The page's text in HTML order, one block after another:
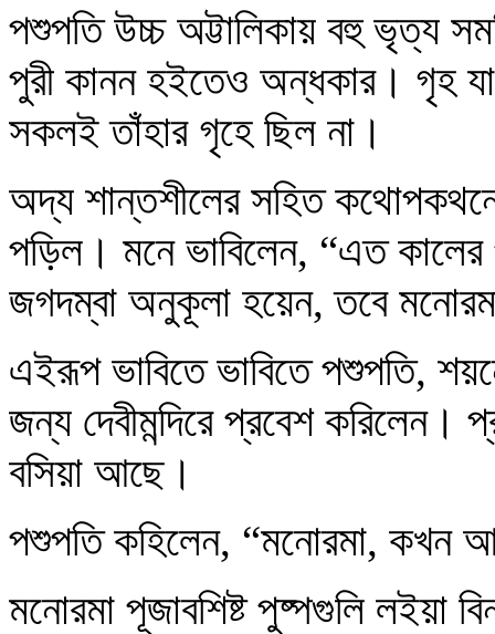
পশুপতি উচ্চ অট্টালিকায় বহু ভৃত্য
পুরী কানন হইতেও অন্ধকার। গৃহ
সকলই তাঁহার গৃহে ছিল না।
অদ্য শান্তশীলের সহিত
পড়িল। মনে ভাবিলেন, “এত
জগদম্বা অনুকূলা হয়েন, তবে
এইরূপ ভাবিতে ভাবিতে পশুপতি,
জন্য দেবীমন্দিরে প্রবেশ করিলেন।
বসিয়া আছে।
পশুপতি কহিলেন, “মনোরমা, কখন
মনোরমা পূজাবশিষ্ট পুষ্পগুলি লইয়া